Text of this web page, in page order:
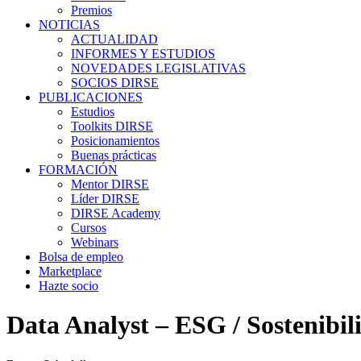
Premios
NOTICIAS
ACTUALIDAD
INFORMES Y ESTUDIOS
NOVEDADES LEGISLATIVAS
SOCIOS DIRSE
PUBLICACIONES
Estudios
Toolkits DIRSE
Posicionamientos
Buenas prácticas
FORMACIÓN
Mentor DIRSE
Líder DIRSE
DIRSE Academy
Cursos
Webinars
Bolsa de empleo
Marketplace
Hazte socio
Data Analyst – ESG /